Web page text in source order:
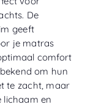
De
geeft
je matras
comfort
om hun
te zacht, maar
lichaam en